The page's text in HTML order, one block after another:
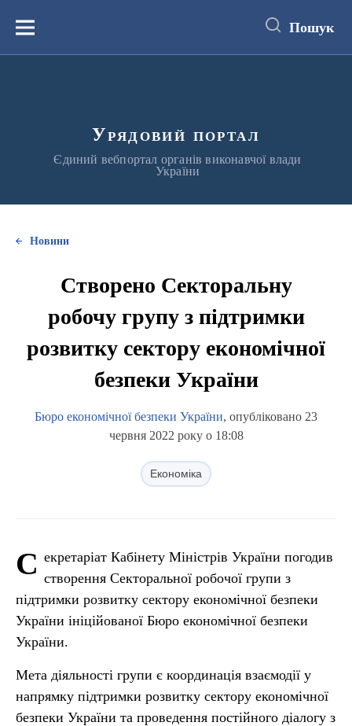
вмістуМеню Пошук
Урядовий портал
Єдиний вебпортал органів виконавчої влади
України
Новини
Створено Секторальну
робочу групу з підтримки
розвитку сектору економічної
безпеки України
Бюро економічної безпеки України, опубліковано 23
червня 2022 року о 18:08
Економіка
С екретаріат Кабінету Міністрів України погодив
створення Секторальної робочої групи з
підтримки розвитку сектору економічної безпеки
України ініційованої Бюро економічної безпеки
України.
Мета діяльності групи є координація взаємодії у
напрямку підтримки розвитку сектору економічної
безпеки України та проведення постійного діалогу з